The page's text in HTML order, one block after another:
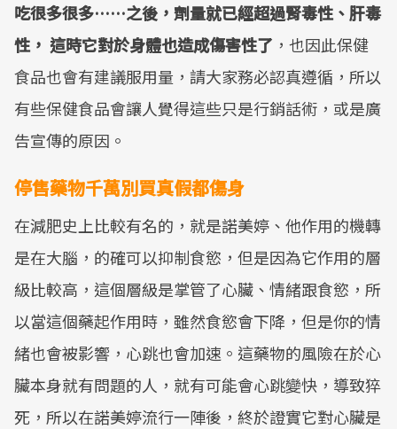
吃很多很多……之後，劑量就已經超過腎毒性、肝毒
性， 這時它對於身體也造成傷害性了 ，也因此保健
食品也會有建議服用量，請大家務必認真遵循，所以
有些保健食品會讓人覺得這些只是行銷話術，或是廣
告宣傳的原因。
停售藥物千萬別買真假都傷身
在減肥史上比較有名的，就是諾美婷、他作用的機轉
是在大腦，的確可以抑制食慾，但是因為它作用的層
級比較高，這個層級是掌管了心臟、情緒跟食慾，所
以當這個藥起作用時，雖然食慾會下降，但是你的情
緒也會被影響，心跳也會加速。這藥物的風險在於心
臟本身就有問題的人，就有可能會心跳變快，導致猝
死，所以在諾美婷流行一陣後，終於證實它對心臟是